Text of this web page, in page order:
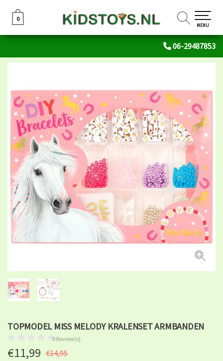
06-29487853
0
0
MENU
TOPMODEL MISS MELODY KRALENSET ARMBANDEN
0 Review(s)
€11,99 €14,95